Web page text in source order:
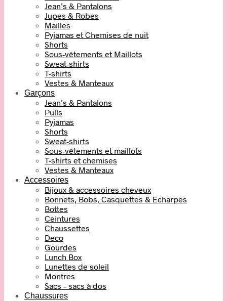
Jean’s & Pantalons
Jupes & Robes
Mailles
Pyjamas et Chemises de nuit
Shorts
Sous-vêtements et Maillots
Sweat-shirts
T-shirts
Vestes & Manteaux
Garçons
Jean’s & Pantalons
Pulls
Pyjamas
Shorts
Sweat-shirts
Sous-vêtements et maillots
T-shirts et chemises
Vestes & Manteaux
Accessoires
Bijoux & accessoires cheveux
Bonnets, Bobs, Casquettes & Echarpes
Bottes
Ceintures
Chaussettes
Deco
Gourdes
Lunch Box
Lunettes de soleil
Montres
Sacs – sacs à dos
Chaussures